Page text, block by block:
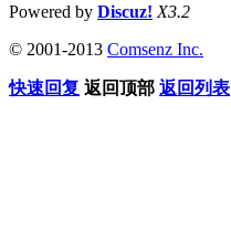
Powered by Discuz! X3.2
© 2001-2013 Comsenz Inc.
快速回复 返回顶部 返回列表